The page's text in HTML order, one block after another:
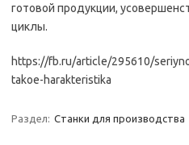
готовой продукции,
циклы.
https://fb.ru/article/295610/
takoe-harakteristika
Раздел: Станки для производства